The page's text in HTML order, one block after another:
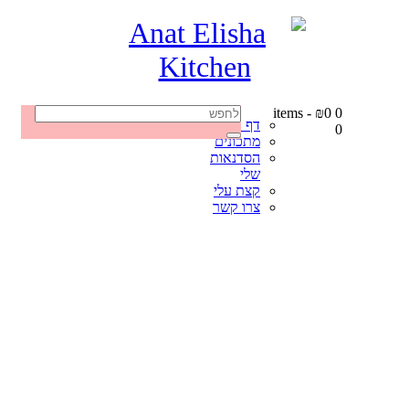
דף הבית
מתכונים
הסדנאות
שלי
קצת עלי
צרו קשר
0 items
- ₪0
0